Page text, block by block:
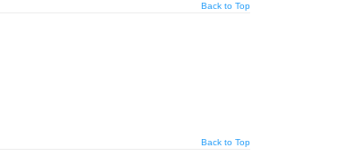
Back to Top
Back to Top